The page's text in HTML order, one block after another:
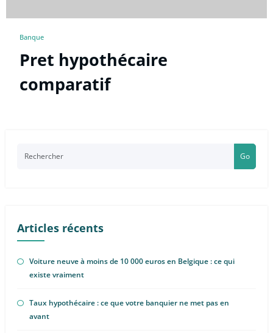
Banque
Pret hypothécaire
comparatif
Go
Articles récents
Voiture neuve à moins de 10 000 euros en Belgique : ce qui
existe vraiment
Taux hypothécaire : ce que votre banquier ne met pas en
avant